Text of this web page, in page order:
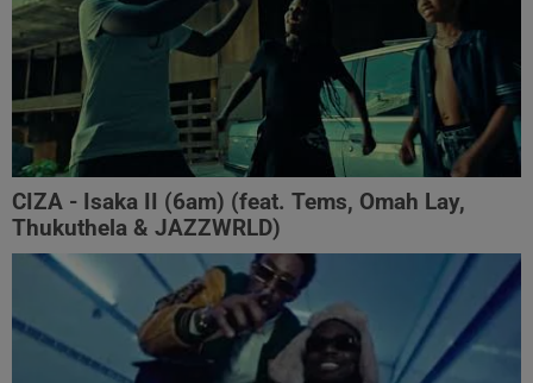
CIZA - Isaka II (6am) (feat. Tems, Omah Lay,
Thukuthela & JAZZWRLD)